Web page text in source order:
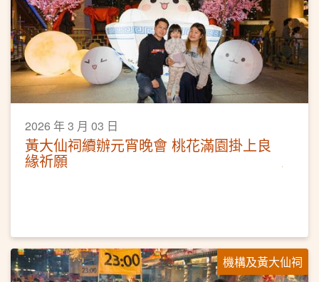
2026 年 3 月 03 日
黃大仙祠續辦元宵晚會 桃花滿園掛上良
緣祈願
機構及黃大仙祠